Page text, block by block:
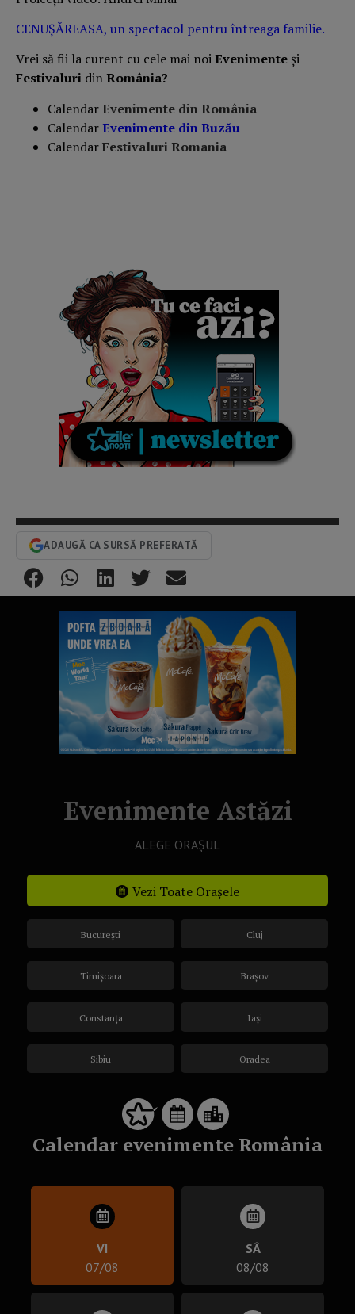
CENUȘĂREASA, un spectacol pentru întreaga familie.
Vrei să fii la curent cu cele mai noiEvenimente și
Festivaluri dinRomânia?
Calendar Evenimente din România
CalendarEvenimente dinBuzău
CalendarFestivaluri Romania
ADAUGĂ CA SURSĂ PREFERATĂ
Evenimente Astăzi
ALEGE ORAȘUL
Vezi Toate Orașele
București
Timișoara
Constanța
Sibiu
Cluj
Brașov
Iași
Oradea
Calendar evenimente România
VI
07/08
SÂ
08/08